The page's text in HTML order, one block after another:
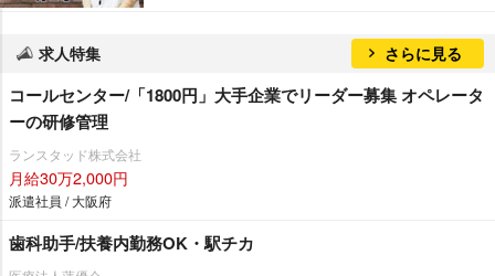
求人特集 さらに見る
コールセンター/「1800円」大手企業でリーダー募集 オペレータ
ーの研修管理
ランスタッド株式会社
月給30万2,000円
派遣社員 / 大阪府
歯科助手/扶養内勤務OK・駅チカ